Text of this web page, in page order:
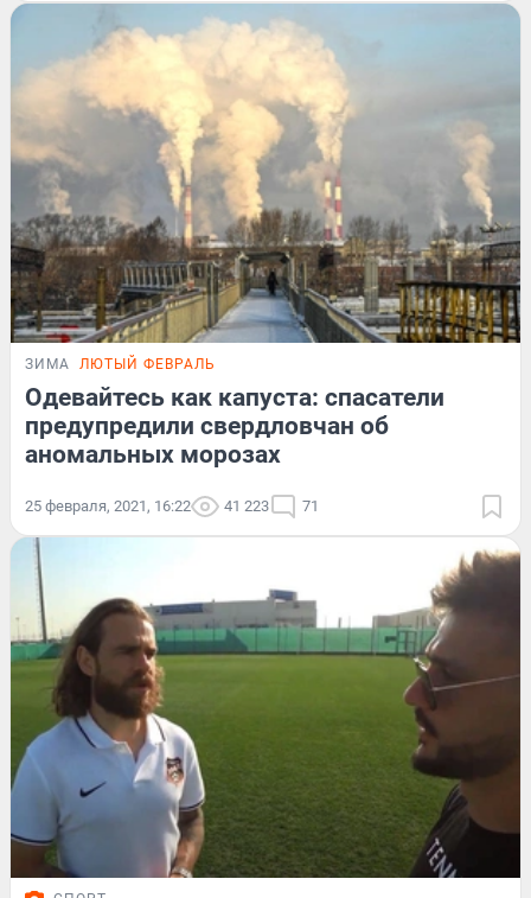
ЗИМА ЛЮТЫЙ ФЕВРАЛЬ
Одевайтесь как капуста: спасатели
предупредили свердловчан об
аномальных морозах
25 февраля, 2021, 16:22 41 223 71